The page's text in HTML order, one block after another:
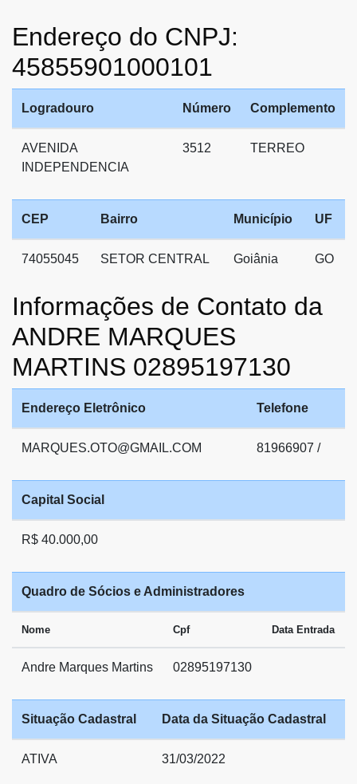
Endereço do CNPJ:
45855901000101
Logradouro Número Complemento
AVENIDA
INDEPENDENCIA
3512 TERREO
CEP Bairro Município UF
74055045 SETOR CENTRAL Goiânia GO
Informações de Contato da
ANDRE MARQUES
MARTINS 02895197130
Endereço Eletrônico Telefone
MARQUES.OTO@GMAIL.COM 81966907 /
Capital Social
R$ 40.000,00
Quadro de Sócios e Administradores
Nome Cpf Data Entrada
Andre Marques Martins 02895197130
Situação Cadastral Data da Situação Cadastral
ATIVA 31/03/2022